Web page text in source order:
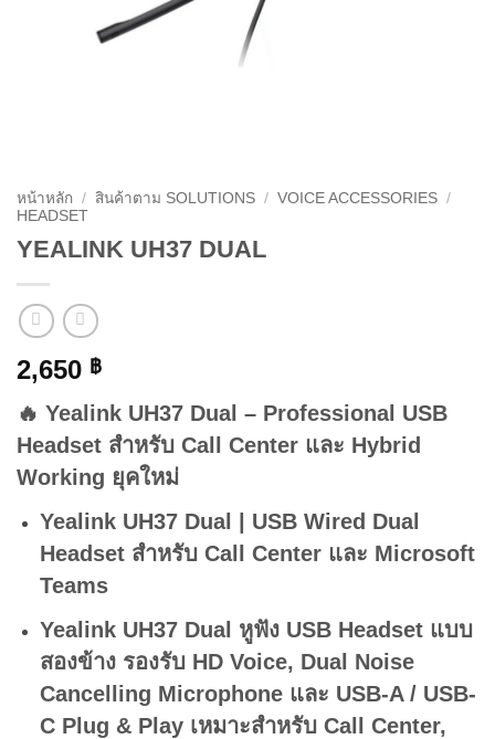
หน้าหลัก / สินค้าตาม SOLUTIONS / VOICE ACCESSORIES /
HEADSET
YEALINK UH37 DUAL
2,650 ฿
🔥 Yealink UH37 Dual – Professional USB
Headset สำหรับ Call Center และ Hybrid
Working ยุคใหม่
Yealink UH37 Dual | USB Wired Dual
Headset สำหรับ Call Center และ Microsoft
Teams
Yealink UH37 Dual หูฟัง USB Headset แบบ
สองข้าง รองรับ HD Voice, Dual Noise
Cancelling Microphone และ USB-A / USB-
C Plug & Play เหมาะสำหรับ Call Center,